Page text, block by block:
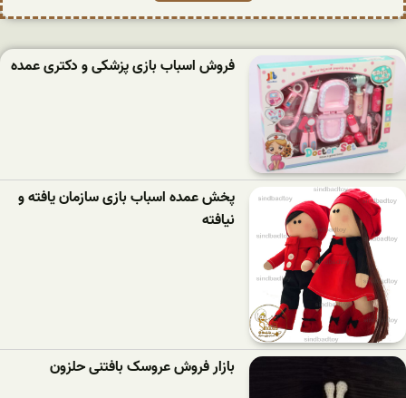
فروش اسباب بازی پزشکی و دکتری عمده
پخش عمده اسباب بازی سازمان یافته و
نیافته
بازار فروش عروسک بافتنی حلزون